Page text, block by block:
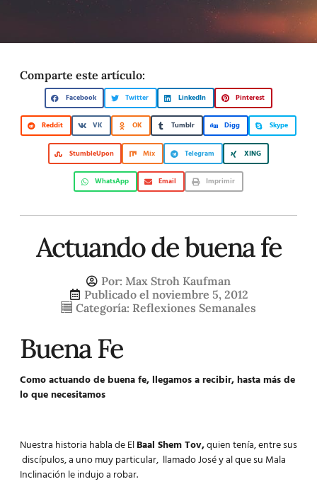
Comparte este artículo:
Facebook Twitter LinkedIn Pinterest
Reddit VK OK Tumblr Digg Skype
StumbleUpon Mix Telegram XING
WhatsApp Email Imprimir
Actuando de buena fe
Por: Max Stroh Kaufman
Publicado el noviembre 5, 2012
Categoría: Reflexiones Semanales
Buena Fe
Como actuando de buena fe, llegamos a recibir, hasta más de
lo que necesitamos
Nuestra historia habla de ElBaal Shem Tov,quien tenía, entre sus
discípulos, a uno muy particular, llamado José y al que su Mala
Inclinación le indujo a robar.